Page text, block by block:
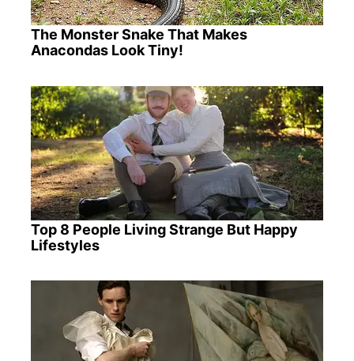
The Monster Snake That Makes
Anacondas Look Tiny!
Top 8 People Living Strange But Happy
Lifestyles